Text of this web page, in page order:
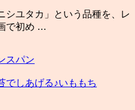
シユタカ」という品種を、レ
で初め …
スパン
でしあげる♪いももち